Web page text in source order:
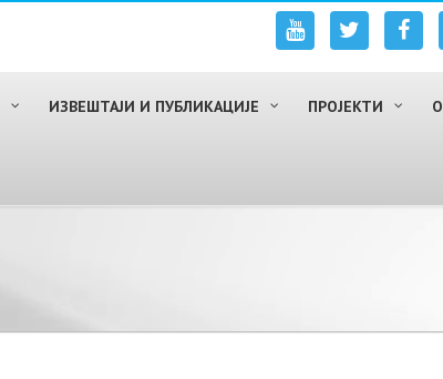
ИЗВЕШТАЈИ И ПУБЛИКАЦИЈЕ ПРОЈЕКТИ